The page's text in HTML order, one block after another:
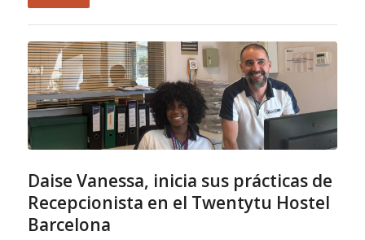
Daise Vanessa, inicia sus prácticas de
Recepcionista en el Twentytu Hostel
Barcelona